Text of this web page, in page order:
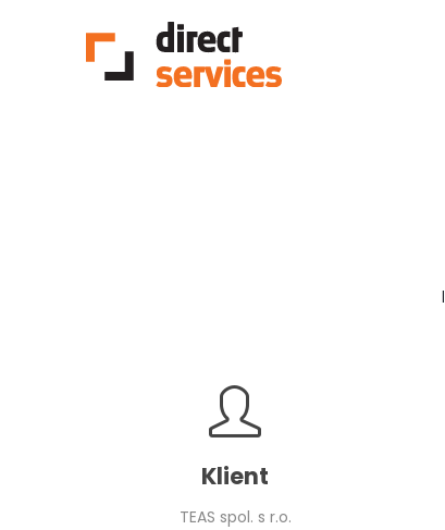
Klient
TEAS spol. s r.o.